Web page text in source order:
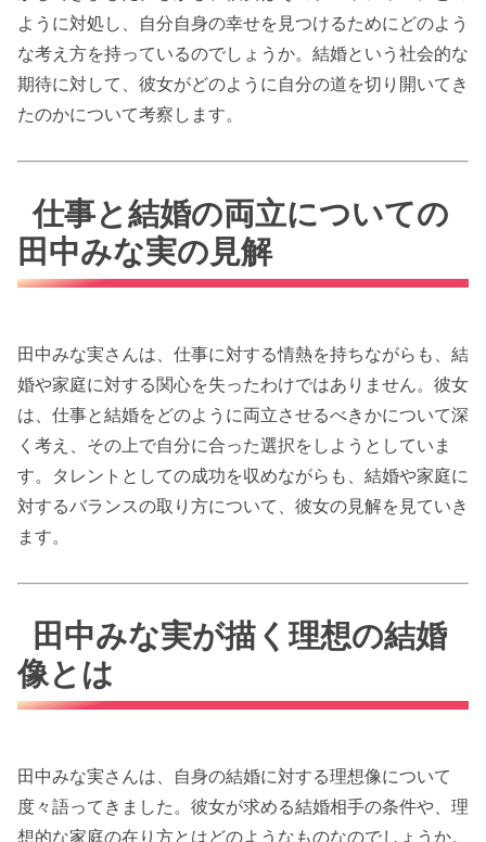
ように対処し、自分自身の幸せを見つけるためにどのよう
な考え方を持っているのでしょうか。結婚という社会的な
期待に対して、彼女がどのように自分の道を切り開いてき
たのかについて考察します。
仕事と結婚の両立についての
田中みな実の見解
田中みな実さんは、仕事に対する情熱を持ちながらも、結
婚や家庭に対する関心を失ったわけではありません。彼女
は、仕事と結婚をどのように両立させるべきかについて深
く考え、その上で自分に合った選択をしようとしていま
す。タレントとしての成功を収めながらも、結婚や家庭に
対するバランスの取り方について、彼女の見解を見ていき
ます。
田中みな実が描く理想の結婚
像とは
田中みな実さんは、自身の結婚に対する理想像について
度々語ってきました。彼女が求める結婚相手の条件や、理
想的な家庭の在り方とはどのようなものなのでしょうか。